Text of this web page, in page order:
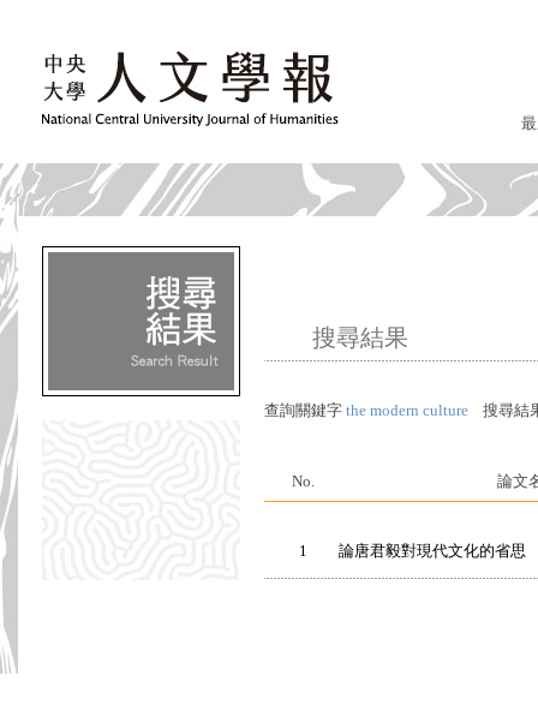
搜尋結果
查詢關鍵字 the modern culture 搜尋結
No. 論文
1 論唐君毅對現代文化的省思